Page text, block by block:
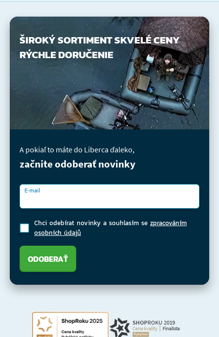
ŠIROKÝ SORTIMENTSKVELÉ CENY
RÝCHLE DORUČENIE
A pokiaľ to máte do Liberca ďaleko,
začnite odoberať novinky
E-mail
Chci odebírat novinky a souhlasím se zpracováním
osobních údajů
ODOBERAŤ